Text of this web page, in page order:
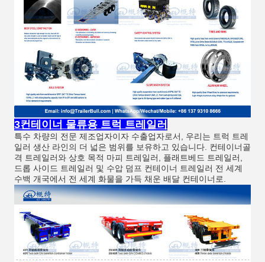
3컨테이너 물류용 트럭 트레일러
특수 차량의 전문 제조업자이자 수출업자로서, 우리는 트럭 트레
일러 생산 라인의 더 넓은 범위를 보유하고 있습니다. 컨테이너골
격 트레일러와 상호 목적 마피 트레일러, 플래트베드 트레일러,
드롭 사이드 트레일러 및 수압 덤프 컨테이너 트레일러 전 세계
수백 개국에서 전 세계 화물을 가득 채운 배달 컨테이너로.